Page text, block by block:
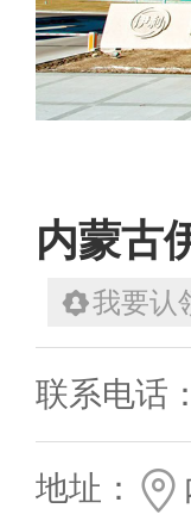
内蒙古
我要认
联系电话：
地址：